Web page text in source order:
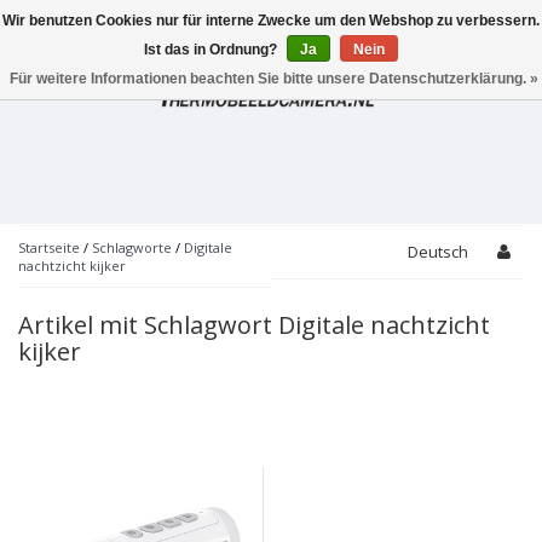
Toggle
Startseite / Schlagworte / Digitale
nachtzicht kijker
Deutsch
Artikel mit Schlagwort Digitale nachtzicht
kijker
Wir benutzen Cookies nur für interne Zwecke um den Webshop zu verbessern.
Ist das in Ordnung?
Ja
Nein
Für weitere Informationen beachten Sie bitte unsere Datenschutzerklärung. »